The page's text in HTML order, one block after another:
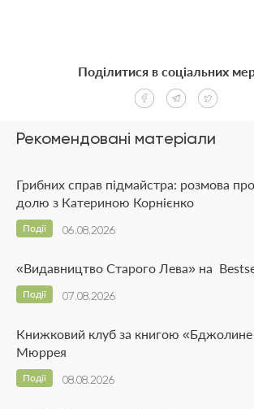
Рекомендовані матеріали
Грибних справ підмайстра: розмова
долю з Катериною Корнієнко
06.08.2026
Події
«Видавництво Старого Лева» на
07.08.2026
Події
Книжковий клуб за книгою
Мюррея
08.08.2026
Події
Поділитися в соціальних